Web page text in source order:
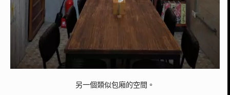
另一個類似包廂的空間。